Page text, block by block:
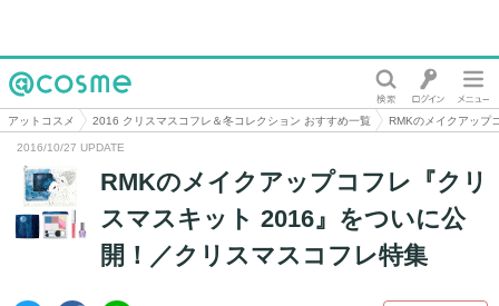
@cosme
アットコスメ 2016 クリスマスコフレ＆冬コレクション おすすめ一覧 RMKのメイクアップ
2016/10/27 UPDATE
RMKのメイクアップコフレ『クリ
スマスキット 2016』をついに公
開！／クリスマスコフレ特集